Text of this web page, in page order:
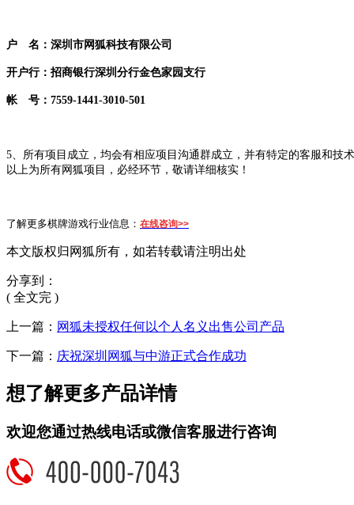
户 名：深圳市网狐科技有限公司
开户行：招商银行深圳分行金色家园支行
帐 号：7559-1441-3010-501
5、所有项目成立，均会有相应项目沟通群成立，并有特定的客服和技术
以上为所有网狐项目，必经环节，敬请详细核实！
了解更多棋牌游戏行业信息： 在线咨询>>
本文版权归网狐所有，如若转载请注明出处
分享到：
( 全文完 )
上一篇： 网狐未授权任何以个人名义出售公司产品
下一篇： 庆祝深圳网狐与中游正式合作成功
想了解更多产品详情
欢迎您通过热线电话或微信客服进行咨询